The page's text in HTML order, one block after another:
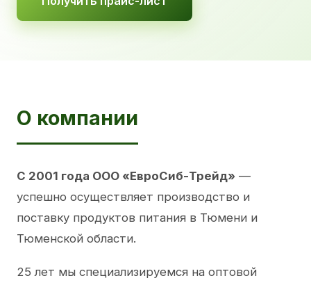
О компании
С 2001 года ООО «ЕвроСиб-Трейд» —
успешно осуществляет производство и
поставку продуктов питания в Тюмени и
Тюменской области.
25 лет мы специализируемся на оптовой